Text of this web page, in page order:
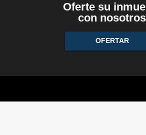
Oferte su
con nosotros
OFERTAR